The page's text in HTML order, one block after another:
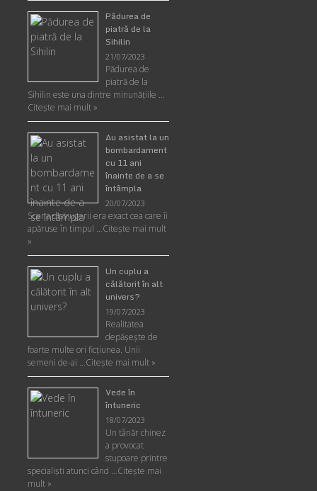
Pădurea de
piatră de la
Sihilin
21/07/2023
Pădurea de
piatră de la
Sihilin este una dintre minunăţiile …
Citește mai mult »
Au asistat la un
bombardament
cu 11 ani
înainte de a se
întâmpla
20/07/2023
Scena distrugerii era exact cea care îi
apăruse în timpul …Citește mai mult
»
Un cuplu a
călătorit în alt
univers?
19/07/2023
Realitatea
depăşeşte de
foarte multe ori ficţiunea. Unii
semeni de-ai …Citește mai mult »
Vede în
întuneric
18/07/2023
Un tânăr chinez
a provocat
stupoare printre
specialişti atunci când …Citește mai
mult »